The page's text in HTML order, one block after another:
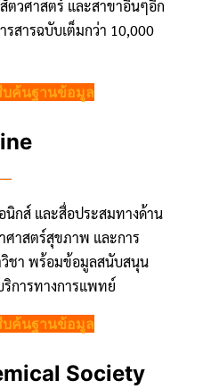
ตวศาสตร์ และสาขาอื่นๆอีก
สารฉบับเต็มกว่า 10,000
บค้นฐานข้อมูล
นิกส์ และสื่อประสมทางด้าน
าสตร์สุขภาพ และการ
ชา พร้อมข้อมูลสนับสนุน
การทางการแพทย์
บค้นฐานข้อมูล
Society